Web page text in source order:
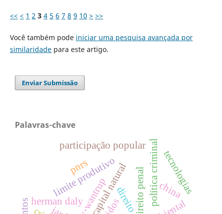
<< < 1 2 3 4 5 6 7 8 9 10 > >>
Você também pode iniciar uma pesquisa avançada por
similaridadepara este artigo.
Enviar Submissão
Palavras-chave
herman daly
limite produtivo
capital natural política criminal
participação popular
direito
pnrs
china
tecnologias
direito penal